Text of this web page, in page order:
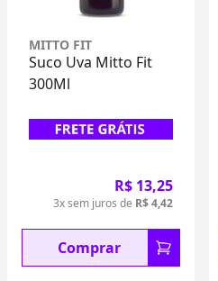
MITTO FIT
Suco Uva Mitto Fit 1L
R$ 29,00
3x sem juros deR$ 9,67
Comprar